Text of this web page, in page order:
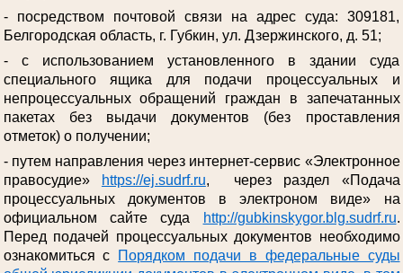
- посредством почтовой связи на адрес суда: 309181,
Белгородская область, г. Губкин, ул. Дзержинского, д. 51;
- с использованием установленного в здании суда
специального ящика для подачи процессуальных и
непроцессуальных обращений граждан в запечатанных
пакетах без выдачи документов (без проставления
отметок) о получении;
- путем направления через интернет-сервис «Электронное
правосудие»
https://ej.sudrf.ru, через раздел «Подача
процессуальных документов в электроном виде» на
официальном сайте суда
http://gubkinskygor.blg.sudrf.ru.
Перед подачей процессуальных документов необходимо
ознакомиться с
Порядком подачи в федеральные суды